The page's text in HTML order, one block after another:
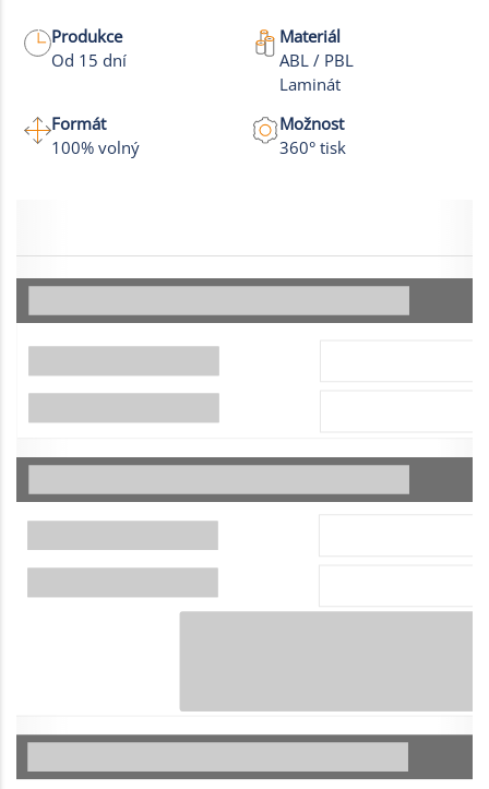
Produkce
Od 15 dní
Materiál
ABL / PBL
Laminát
Formát
100% volný
Možnost
360° tisk